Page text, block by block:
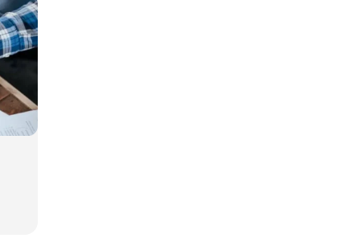
nõustamine, mis võimaldab:
parandamiseks;
poole;
parandamiseks;
põhjused, miks nad ei ole produktiivsed